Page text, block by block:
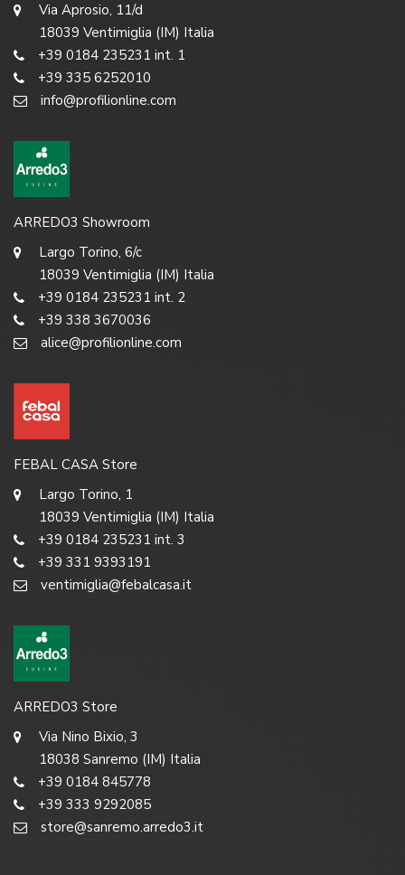
Via Aprosio, 11/d
18039 Ventimiglia (IM) Italia
+39 0184 235231 int. 1
+39 335 6252010
info@profilionline.com
ARREDO3 Showroom
Largo Torino, 6/c
18039 Ventimiglia (IM) Italia
+39 0184 235231 int. 2
+39 338 3670036
alice@profilionline.com
FEBAL CASA Store
Largo Torino, 1
18039 Ventimiglia (IM) Italia
+39 0184 235231 int. 3
+39 331 9393191
ventimiglia@febalcasa.it
ARREDO3 Store
Via Nino Bixio, 3
18038 Sanremo (IM) Italia
+39 0184 845778
+39 333 9292085
store@sanremo.arredo3.it